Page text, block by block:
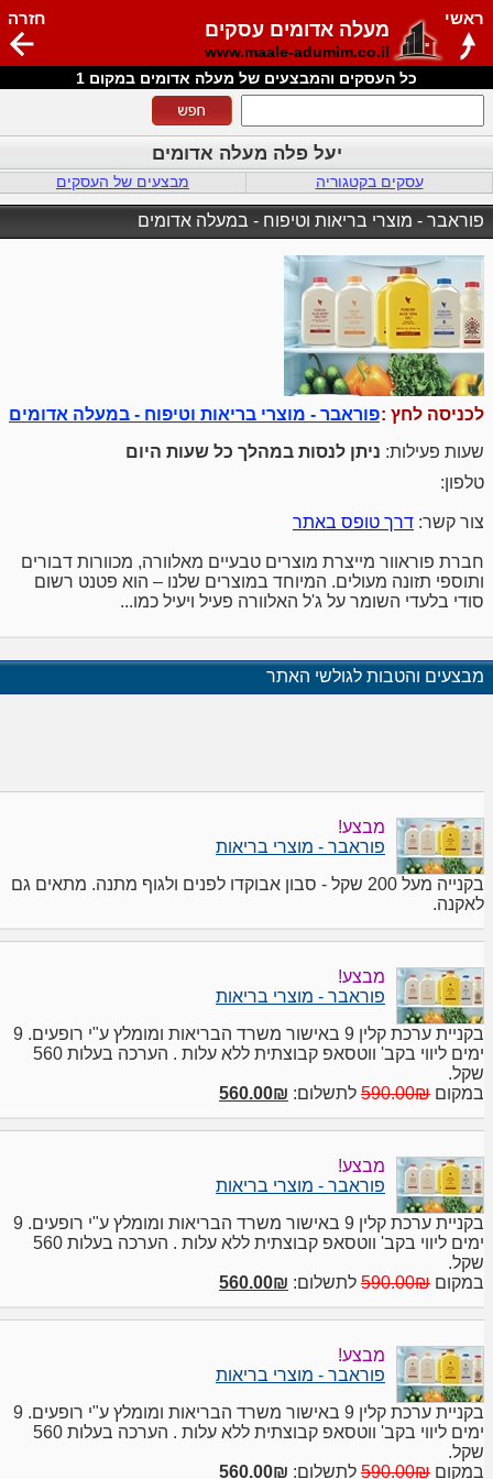
מעלה אדומים עסקים
www.maale-adumim.co.il
חזרה ראשי
כל העסקים והמבצעים של מעלה אדומים במקום 1
יעל פלה מעלה אדומים
עסקים בקטגוריה מבצעים של העסקים
פוראבר - מוצרי בריאות וטיפוח - במעלה אדומים
לכניסה לחץ :פוראבר - מוצרי בריאות וטיפוח - במעלה אדומים
שעות פעילות: ניתן לנסות במהלך כל שעות היום
טלפון:
צור קשר: דרך טופס באתר
חברת פוראוור מייצרת מוצרים טבעיים מאלוורה, מכוורות דבורים
ותוספי תזונה מעולים. המיוחד במוצרים שלנו – הוא פטנט רשום
סודי בלעדי השומר על ג'ל האלוורה פעיל ויעיל כמו...
מבצעים והטבות לגולשי האתר
מבצע!
פוראבר - מוצרי בריאות
בקנייה מעל 200 שקל - סבון אבוקדו לפנים ולגוף מתנה. מתאים גם
לאקנה.
מבצע!
פוראבר - מוצרי בריאות
בקניית ערכת קלין 9 באישור משרד הבריאות ומומלץ ע"י רופעים. 9
ימים ליווי בקב' ווטסאפ קבוצתית ללא עלות . הערכה בעלות 560
שקל.
במקום 590.00₪ לתשלום: 560.00₪
מבצע!
פוראבר - מוצרי בריאות
בקניית ערכת קלין 9 באישור משרד הבריאות ומומלץ ע"י רופעים. 9
ימים ליווי בקב' ווטסאפ קבוצתית ללא עלות . הערכה בעלות 560
שקל.
במקום 590.00₪ לתשלום: 560.00₪
מבצע!
פוראבר - מוצרי בריאות
בקניית ערכת קלין 9 באישור משרד הבריאות ומומלץ ע"י רופעים. 9
ימים ליווי בקב' ווטסאפ קבוצתית ללא עלות . הערכה בעלות 560
שקל.
במקום 590.00₪ לתשלום: 560.00₪